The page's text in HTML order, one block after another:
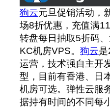
狗云元旦促销活动，
场8折优惠，充值满
转盘每日抽取5折码
KC机房VPS。 狗云
运营，技术强自主开
型，目前有香港、日
机房可选。弹性云服
据持有时间的不同每